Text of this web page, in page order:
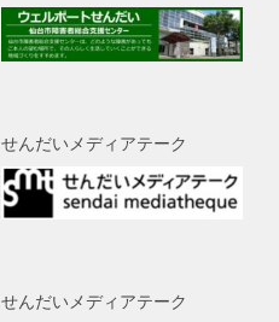
せんだいメディアテーク
せんだいメディアテーク